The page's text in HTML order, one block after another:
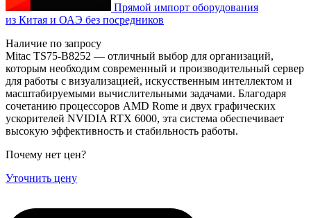
Прямой импорт оборудования
из Китая и ОАЭ без посредников
Наличие по запросу
Mitac TS75-B8252 — отличный выбор для организаций,
которым необходим современный и производительный сервер
для работы с визуализацией, искусственным интеллектом и
масштабируемыми вычислительными задачами. Благодаря
сочетанию процессоров AMD Rome и двух графических
ускорителей NVIDIA RTX 6000, эта система обеспечивает
высокую эффективность и стабильность работы.
Почему нет цен?
Уточнить цену